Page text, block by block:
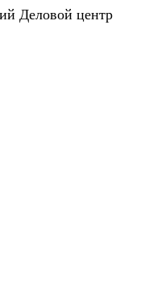
Деловой центр